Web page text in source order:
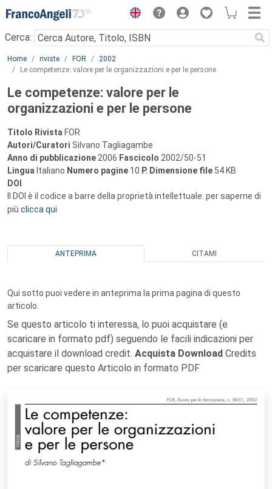
Menu
Cerca:
Main content
Home riviste FOR
2002
Le competenze: valore per le organizzazioni e per le persone
Le competenze: valore per le
organizzazioni e per le persone
Titolo Rivista FOR
Autori/Curatori Silvano Tagliagambe
Anno di pubblicazione 2006 Fascicolo 2002/50-51
Lingua Italiano Numero pagine 10 P. Dimensione file 54 KB
DOI
Il DOI è il codice a barre della proprietà intellettuale: per saperne di
più clicca qui
ANTEPRIMA CITAMI
Qui sotto puoi vedere in anteprima la prima pagina di questo
articolo.
Se questo articolo ti interessa, lo puoi acquistare (e
scaricare in formato pdf) seguendo le facili indicazioni per
acquistare il download credit. Acquista Download Credits
per scaricare questo Articolo in formato PDF